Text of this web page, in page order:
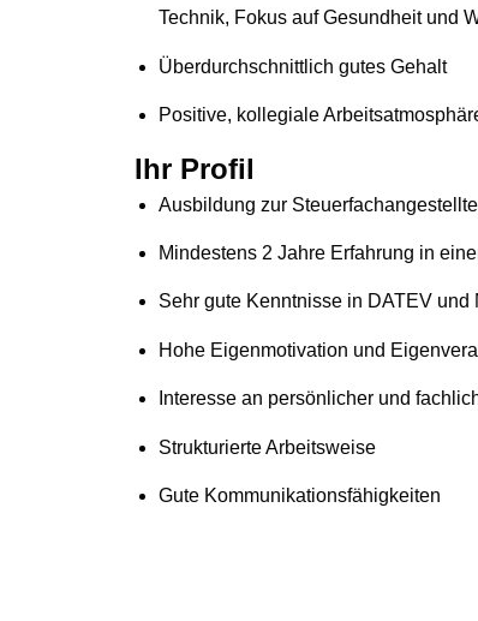
Technik, Fokus auf Gesundheit und
Überdurchschnittlich gutes Gehalt
Positive, kollegiale
Ihr Profil
Ausbildung zur
Mindestens 2 Jahre Erfahrung in
Sehr gute Kenntnisse in DATEV und
Hohe Eigenmotivation und
Interesse an persönlicher und
Strukturierte Arbeitsweise
Gute Kommunikationsfähigkeiten